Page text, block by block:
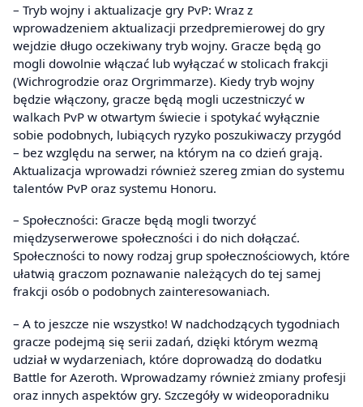
– Tryb wojny i aktualizacje gry PvP: Wraz z
wprowadzeniem aktualizacji przedpremierowej do gry
wejdzie długo oczekiwany tryb wojny. Gracze będą go
mogli dowolnie włączać lub wyłączać w stolicach frakcji
(Wichrogrodzie oraz Orgrimmarze). Kiedy tryb wojny
będzie włączony, gracze będą mogli uczestniczyć w
walkach PvP w otwartym świecie i spotykać wyłącznie
sobie podobnych, lubiących ryzyko poszukiwaczy przygód
– bez względu na serwer, na którym na co dzień grają.
Aktualizacja wprowadzi również szereg zmian do systemu
talentów PvP oraz systemu Honoru.
– Społeczności: Gracze będą mogli tworzyć
międzyserwerowe społeczności i do nich dołączać.
Społeczności to nowy rodzaj grup społecznościowych, które
ułatwią graczom poznawanie należących do tej samej
frakcji osób o podobnych zainteresowaniach.
– A to jeszcze nie wszystko! W nadchodzących tygodniach
gracze podejmą się serii zadań, dzięki którym wezmą
udział w wydarzeniach, które doprowadzą do dodatku
Battle for Azeroth. Wprowadzamy również zmiany profesji
oraz innych aspektów gry. Szczegóły w wideoporadniku